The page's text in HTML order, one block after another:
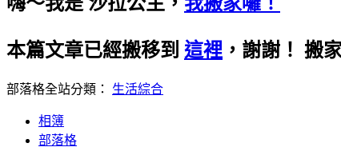
本篇文章已經搬移到 這裡 ，謝謝！ 搬
部落格全站分類： 生活綜合
相簿
部落格